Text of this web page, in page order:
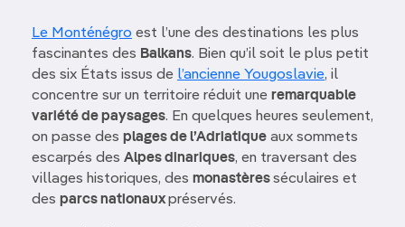
Le Monténégro est l’une des destinations les plus
fascinantes des Balkans. Bien qu’il soit le plus petit
des six États issus de l’ancienne Yougoslavie, il
concentre sur un territoire réduit une remarquable
variété de paysages. En quelques heures seulement,
on passe des plages de l’Adriatique aux sommets
escarpés des Alpes dinariques, en traversant des
villages historiques, des monastèresséculaires et
des parcs nationauxpréservés.